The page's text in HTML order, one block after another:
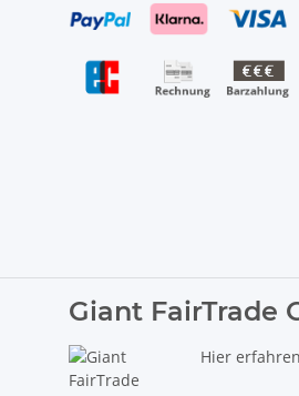
Giant FairTrade
Hier